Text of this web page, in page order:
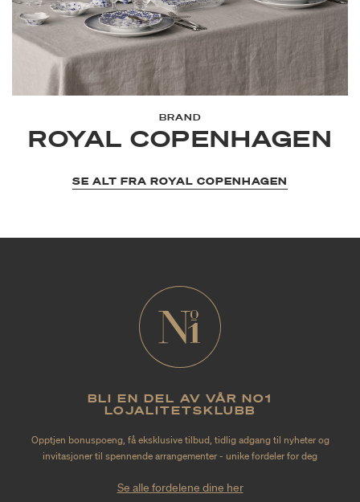
BRAND
ROYAL COPENHAGEN
SE ALT FRA ROYAL COPENHAGEN
BLI EN DEL AV VÅR NO1
LOJALITETSKLUBB
Opptjen bonuspoeng, få eksklusive tilbud, tidlig adgang til nyheter og
invitasjoner til spennende arrangementer - unike fordeler for deg
Se alle fordelene dine her